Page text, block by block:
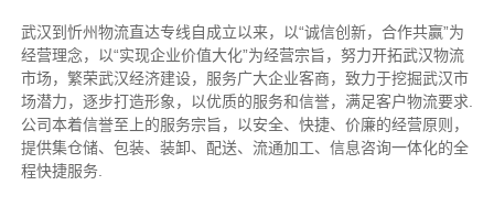
武汉到忻州物流直达专线自成立以来，以“诚信创新，合作共赢”为
经营理念，以“实现企业价值大化”为经营宗旨，努力开拓武汉物流
市场，繁荣武汉经济建设，服务广大企业客商，致力于挖掘武汉市
场潜力，逐步打造形象，以优质的服务和信誉，满足客户物流要求.
公司本着信誉至上的服务宗旨，以安全、快捷、价廉的经营原则，
提供集仓储、包装、装卸、配送、流通加工、信息咨询一体化的全
程快捷服务.